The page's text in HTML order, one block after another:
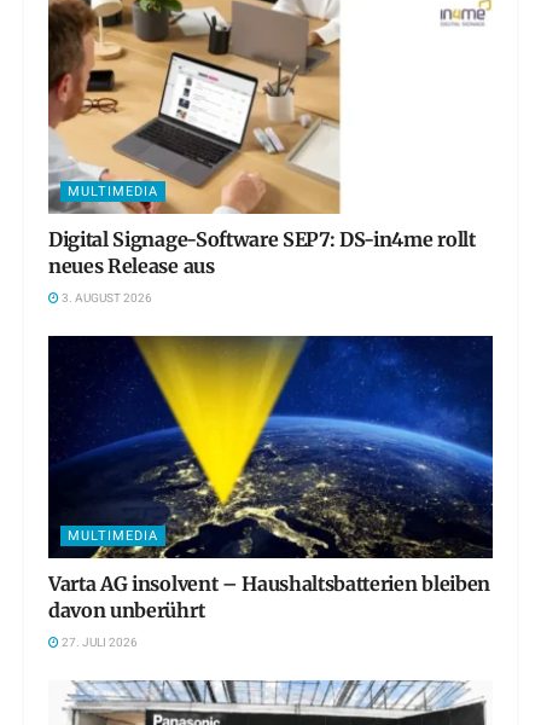
MULTIMEDIA
Digital Signage-Software SEP7: DS-in4me rollt
neues Release aus
3. AUGUST 2026
MULTIMEDIA
Varta AG insolvent – Haushaltsbatterien bleiben
davon unberührt
27. JULI 2026